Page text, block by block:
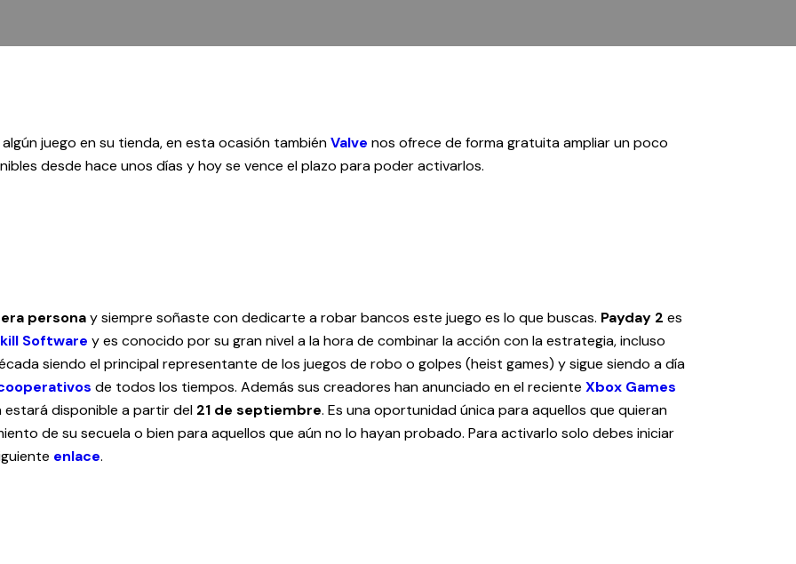
juego en su tienda, en esta ocasión tambiénValve nos ofrece de forma gratuita ampliar un poco
desde hace unos días y hoy se vence el plazo para poder activarlos.
personay siempre soñaste con dedicarte a robar bancos este juego es lo que buscas. Payday 2 es
Software y es conocido por su gran nivel a la hora de combinar la acción con la estrategia, incluso
siendo el principal representante de los juegos de robo o golpes (heist games) y sigue siendo a día
de todos los tiempos. Además sus creadores han anunciado en el reciente Xbox Games
disponible a partir del 21 de septiembre. Es una oportunidad única para aquellos que quieran
de su secuela o bien para aquellos que aún no lo hayan probado. Para activarlo solo debes iniciar
enlace.